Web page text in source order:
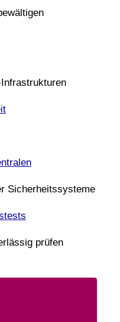
Sicherheitssysteme
prüfen